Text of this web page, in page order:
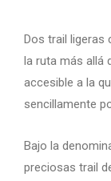
Dos trail ligeras
la ruta más allá
accesible a la
sencillamente
Bajo la
preciosas trail